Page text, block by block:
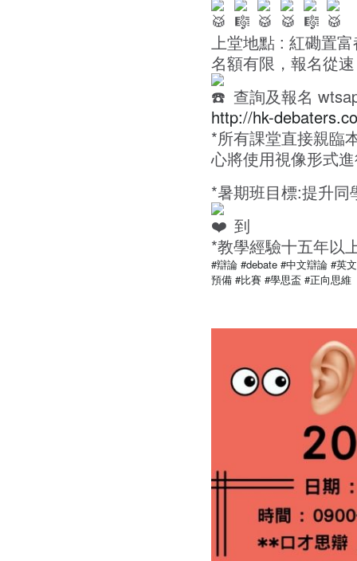
上堂地點 : 紅磡置
名額有限，報名從
查詢及報名
http://hk-
*所有課堂直接親臨
心將使用視像形式
*暑期班目標:提升
到
*教學經驗十五年以
#辯論 #debate #中文辯論 #英
預備 #比賽 #學思盃 #正向思維